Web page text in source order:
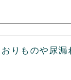
おりものや尿漏